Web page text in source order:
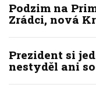
Podzim na
Zrádci, nová
Prezident si
nestyděl ani